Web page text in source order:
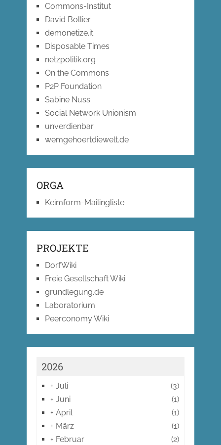
Commons-Institut
David Bollier
demonetize.it
Disposable Times
netzpolitik.org
On the Commons
P2P Foundation
Sabine Nuss
Social Network Unionism
unverdienbar
wemgehoertdiewelt.de
ORGA
Keimform-Mailingliste
PROJEKTE
DorfWiki
Freie Gesellschaft Wiki
grundlegung.de
Laboratorium
Peerconomy Wiki
2026
+ Juli
(3)
+ Juni
(1)
+ April
(1)
+ März
(1)
+ Februar
(2)